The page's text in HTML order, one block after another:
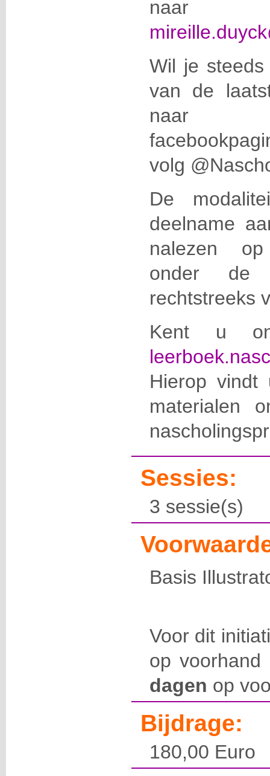
naar
Wil je
van de
volg
De
deelname
nalezen
onder de
rechtstreeks
Kent u
Hierop vindt
materialen
Sessies:
3 sessie(s)
Basis
Voor dit
op
dagen op
Bijdrage:
180,00 Euro